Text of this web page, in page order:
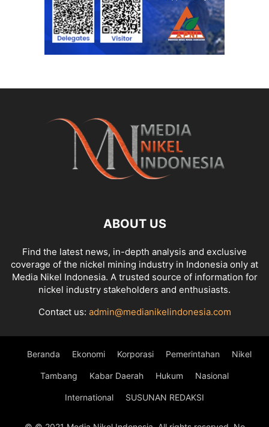
ABOUT US
Find the latest news, in-depth analysis and exclusive
coverage of the nickel mining industry in Indonesia only at
Media Nikel Indonesia. A trusted source of information for
nickel industry stakeholders and enthusiasts.
Contact us: admin@medianikelindonesia.com
Beranda Ekonomi Korporasi Pemerintahan Nikel
Tambang Kabar Daerah Hukum Nasional
International SUSUNAN REDAKSI